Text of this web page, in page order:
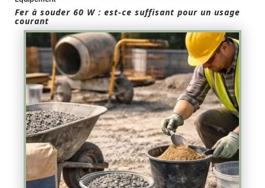
Fer à souder 60 W : est-ce suffisant pour un usage
courant